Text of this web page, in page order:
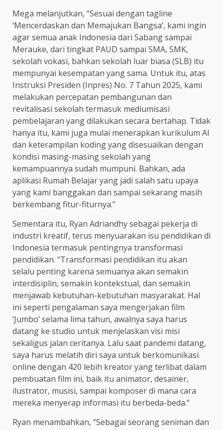
Mega melanjutkan, “Sesuai dengan tagline
‘Mencerdaskan dan Memajukan Bangsa’, kami ingin
agar semua anak Indonesia dari Sabang sampai
Merauke, dari tingkat PAUD sampai SMA, SMK,
sekolah vokasi, bahkan sekolah luar biasa (SLB) itu
mempunyai kesempatan yang sama. Untuk itu, atas
Instruksi Presiden (Inpres) No. 7 Tahun 2025, kami
melakukan percepatan pembangunan dan
revitalisasi sekolah termasuk mediumisasi
pembelajaran yang dilakukan secara bertahap. Tidak
hanya itu, kami juga mulai menerapkan kurikulum AI
dan keterampilan koding yang disesuaikan dengan
kondisi masing-masing sekolah yang
kemampuannya sudah mumpuni. Bahkan, ada
aplikasi Rumah Belajar yang jadi salah satu upaya
yang kami banggakan dan sampai sekarang masih
berkembang fitur-fiturnya.”
Sementara itu, Ryan Adriandhy sebagai pekerja di
industri kreatif, terus menyuarakan isu pendidikan di
Indonesia termasuk pentingnya transformasi
pendidikan. “Transformasi pendidikan itu akan
selalu penting karena semuanya akan semakin
interdisiplin, semakin kontekstual, dan semakin
menjawab kebutuhan-kebutuhan masyarakat. Hal
ini seperti pengalaman saya mengerjakan film
‘Jumbo’ selama lima tahun, awalnya saya harus
datang ke studio untuk menjelaskan visi misi
sekaligus jalan ceritanya. Lalu saat pandemi datang,
saya harus melatih diri saya untuk berkomunikasi
online dengan 420 lebih kreator yang terlibat dalam
pembuatan film ini, baik itu animator, desainer,
ilustrator, musisi, sampai komposer di mana cara
mereka menyerap informasi itu berbeda-beda.“
Ryan menambahkan, “Sebagai seorang seniman dan